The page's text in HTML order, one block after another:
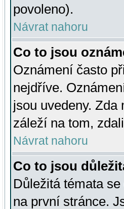
povoleno).
Návrat nahoru
Co to jsou
Oznámení často
nejdříve.
jsou uvedeny. Zda
záleží na tom,
Návrat nahoru
Co to jsou
Důležitá témata
na první stránce.